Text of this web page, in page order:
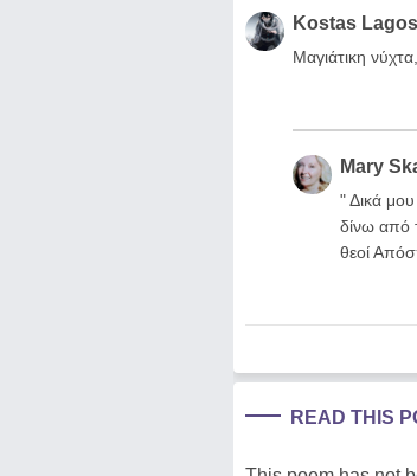
Kostas Lagos
Μαγιάτικη
Mary
" Δικά
δίνω από
θεοί
READ THIS